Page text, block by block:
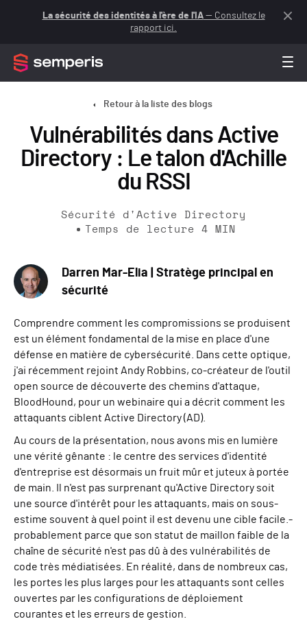
La sécurité des identités à l'ère de l'IA— Consultez le
rapport ici.
Retour à la liste des blogs
Vulnérabilités dans Active
Directory : Le talon d'Achille
du RSSI
Sécurité d'Active Directory
Temps de lecture
4 MIN
Darren Mar-Elia | Stratège principal en
sécurité
Comprendre comment les compromissions se produisent
est un élément fondamental de la mise en place d'une
défense en matière de cybersécurité. Dans cette optique,
j'ai récemment rejoint Andy Robbins, co-créateur de l'outil
open source de découverte des chemins d'attaque,
BloodHound, pour un webinaire qui a décrit comment les
attaquants ciblent Active Directory (AD).
Au cours de la présentation, nous avons mis en lumière
une vérité gênante : le centre des services d'identité
d'entreprise est désormais un fruit mûr et juteux à portée
de main. Il n'est pas surprenant qu'Active Directory soit
une source d'intérêt pour les attaquants, mais on sous-
estime souvent à quel point il est devenu une cible facile. -
probablement parce que son statut de maillon faible de la
chaîne de sécurité n'est pas dû à des vulnérabilités de
code très médiatisées. En réalité, dans de nombreux cas,
les portes les plus larges pour les attaquants sont celles
ouvertes par les configurations de déploiement
courantes et les erreurs de gestion.